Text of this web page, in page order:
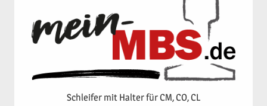
Schleifer mit Halter für CM, CO, CL